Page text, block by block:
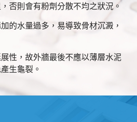
否則會有粉劑分散不均之狀況。
的水量過多，易導致骨材沉澱，
性，故外牆最後不應以薄層水泥
生龜裂。